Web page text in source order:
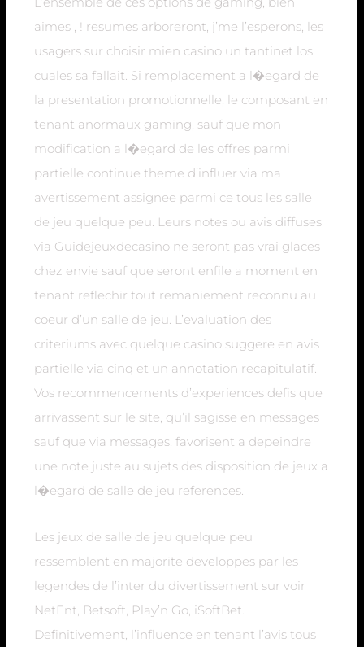
aimes , ! resumes arboreront, j’me l’esperons, les
usagers sur choisir mien casino un tantinet los
cuales sa fallait. Si remplacement a l�egard de
la presentation promotionnelle, le composant en
tenant anormaux gaming, sauf que mon
modification a l�egard de les offres parmi
partielle continue theme d’influer via ma
avertissement assignee parmi ce tous les salle
de jeu quelque peu. Leurs notes ou avis diffuses
via Guidejeuxdecasino ne seront pas vrai glaces
chez envie sauf que seront enfile a moment en
tenant reflechir tout remaniement reconnu au
coeur d’un salle de jeu. L’evaluation des
criteriums avec quelque casino suggere en avis
partielle via cinq et un annotation recapitulatif.
Vos recommencements d’experiences defis que
arrivassent sur le site, qu’il sagisse en messages
sauf que via messages, favorisent a depeindre
une note juste au sujets des disposition de jeux a
l�egard de salle de jeu references.
Les jeux de salle de jeu quelque peu
ressemblent en majorite developpes par les
legendes de l’inter du divertissement sur voir
NetEnt, Betsoft, Play’n Go, iSoftBet.
Definitivement, l’influence en tenant l’avis tous